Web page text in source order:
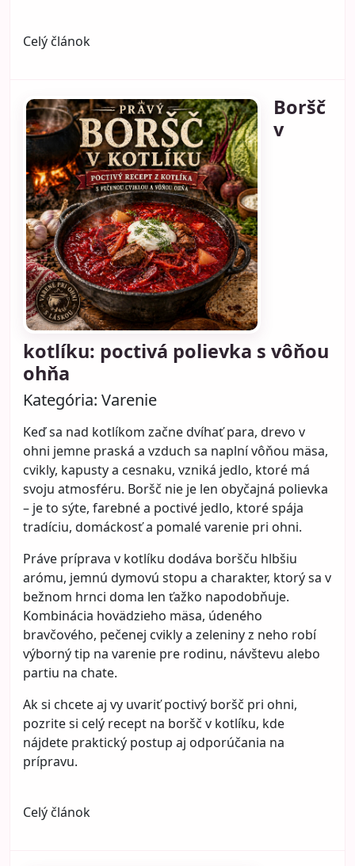
Celý článok
Boršč
v
kotlíku: poctivá polievka s vôňou
ohňa
Kategória: Varenie
Keď sa nad kotlíkom začne dvíhať para, drevo v
ohni jemne praská a vzduch sa naplní vôňou mäsa,
cvikly, kapusty a cesnaku, vzniká jedlo, ktoré má
svoju atmosféru. Boršč nie je len obyčajná polievka
– je to sýte, farebné a poctivé jedlo, ktoré spája
tradíciu, domáckosť a pomalé varenie pri ohni.
Práve príprava v kotlíku dodáva boršču hlbšiu
arómu, jemnú dymovú stopu a charakter, ktorý sa v
bežnom hrnci doma len ťažko napodobňuje.
Kombinácia hovädzieho mäsa, údeného
bravčového, pečenej cvikly a zeleniny z neho robí
výborný tip na varenie pre rodinu, návštevu alebo
partiu na chate.
Ak si chcete aj vy uvariť poctivý boršč pri ohni,
pozrite si celý recept na boršč v kotlíku, kde
nájdete praktický postup aj odporúčania na
prípravu.
Celý článok